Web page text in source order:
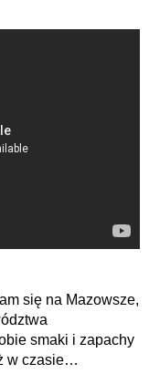
się na Mazowsze,
smaki i zapachy
w czasie…